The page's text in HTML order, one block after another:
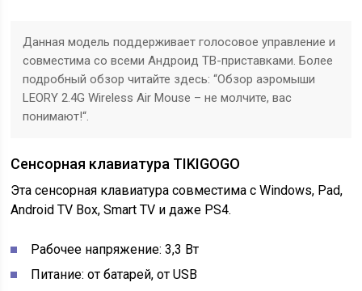
Данная модель поддерживает голосовое управление и
совместима со всеми Андроид ТВ-приставками. Более
подробный обзор читайте здесь: “Обзор аэромыши
LEORY 2.4G Wireless Air Mouse – не молчите, вас
понимают!“.
Сенсорная клавиатура TIKIGOGO
Эта сенсорная клавиатура совместима с Windows, Pad,
Android TV Box, Smart TV и даже PS4.
Рабочее напряжение: 3,3 Вт
Питание: от батарей, от USB